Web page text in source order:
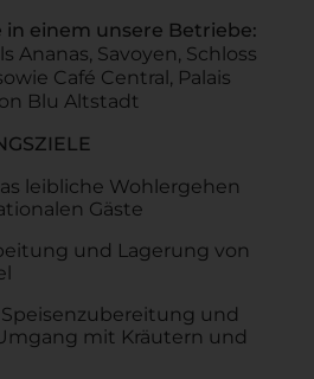
einem unsere Betriebe:
Ananas, Savoyen, Schloss
Café Central, Palais
Blu Altstadt
leibliche Wohlergehen
Gäste
und Lagerung von
und
mit Kräutern und